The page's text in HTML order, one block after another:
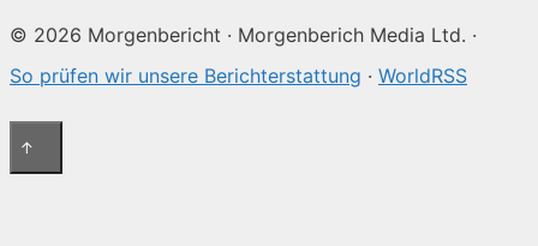
© 2026 Morgenbericht · Morgenberich Media Ltd. ·
So prüfen wir unsere Berichterstattung · WorldRSS
↑